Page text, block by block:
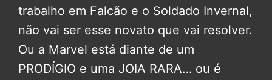
trabalho em Falcão e o Soldado Invernal,
não vai ser esse novato que vai resolver.
Ou a Marvel está diante de um
PRODÍGIO e uma JOIA RARA… ou é